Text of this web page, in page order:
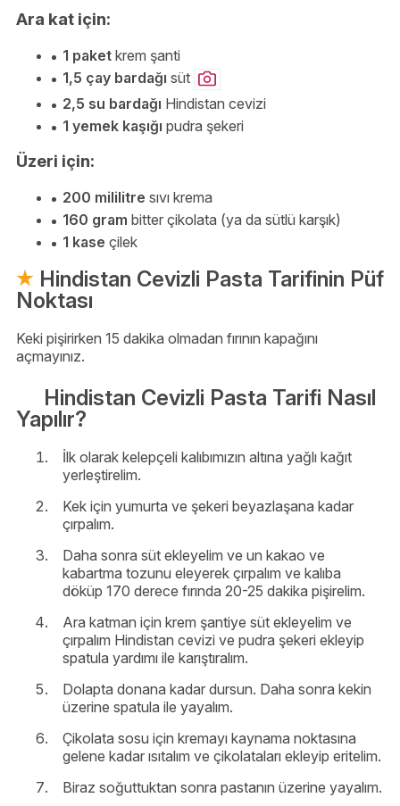
Ara kat için:
1 paket krem şanti
1,5 çay bardağı süt
2,5 su bardağı Hindistan cevizi
1 yemek kaşığı pudra şekeri
Üzeri için:
200 mililitre sıvı krema
160 gram bitter çikolata (ya da sütlü karşık)
1 kase çilek
Hindistan Cevizli Pasta Tarifinin Püf
Noktası
Keki pişirirken 15 dakika olmadan fırının kapağını
açmayınız.
Hindistan Cevizli Pasta Tarifi Nasıl
Yapılır?
İlk olarak kelepçeli kalıbımızın altına yağlı kağıt
yerleştirelim.
Kek için yumurta ve şekeri beyazlaşana kadar
çırpalım.
Daha sonra süt ekleyelim ve un kakao ve
kabartma tozunu eleyerek çırpalım ve kalıba
döküp 170 derece fırında 20-25 dakika pişirelim.
Ara katman için krem şantiye süt ekleyelim ve
çırpalım Hindistan cevizi ve pudra şekeri ekleyip
spatula yardımı ile karıştıralım.
Dolapta donana kadar dursun. Daha sonra kekin
üzerine spatula ile yayalım.
Çikolata sosu için kremayı kaynama noktasına
gelene kadar ısıtalım ve çikolataları ekleyip eritelim.
Biraz soğuttuktan sonra pastanın üzerine yayalım.